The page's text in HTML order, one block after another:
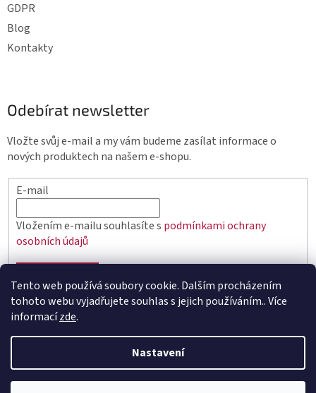
Tento web používá soubory cookie. Dalším procházením
tohoto webu vyjadřujete souhlas s jejich používáním.. Více
informacízde.
Nastavení
GDPR
Blog
Kontakty
Odebírat newsletter
Vložte svůj e-mail a my vám budeme zasílat informace o
nových produktech na našem e-shopu.
E-mail
Vložením e-mailu souhlasíte s podmínkami ochrany
osobních údajů
Vytvořil Shoptet
Copyright 2026elektro.q-elektrik.cz. Všechna práva